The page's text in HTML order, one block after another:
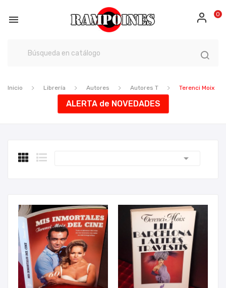
 0
Inicio Librería Autores Autores T Terenci Moix
ALERTA de NOVEDADES
